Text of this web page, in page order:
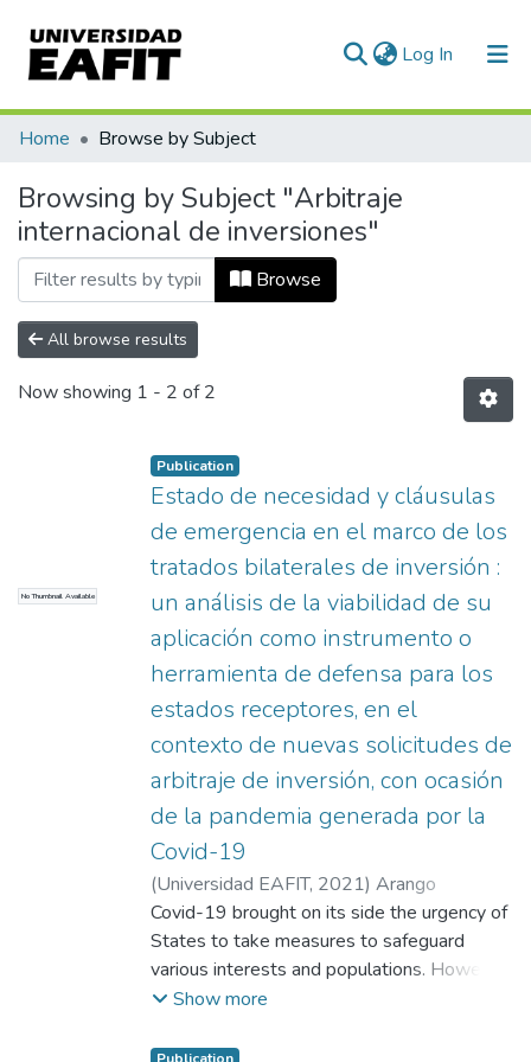
Log In (current)
Communities & Collections
All of DSpace
Home Browse by Subject
Browsing by Subject "Arbitraje
internacional de inversiones"
Browse
All browse results
Now showing 1 - 2 of 2
No Thumbnail Available
Publication
Estado de necesidad y cláusulas
de emergencia en el marco de los
tratados bilaterales de inversión :
un análisis de la viabilidad de su
aplicación como instrumento o
herramienta de defensa para los
estados receptores, en el
contexto de nuevas solicitudes de
arbitraje de inversión, con ocasión
de la pandemia generada por la
Covid-19
(Universidad EAFIT, 2021) Arango
Velásquez, Paulina;Toro Valencia, José
Alberto
Covid-19 brought on its side the urgency of
States to take measures to safeguard
various interests and populations. However,
the need and speed in the adoption and
adverse effects seen from different
Show more